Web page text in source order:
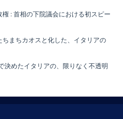
: 首相の下院議会における初スピー
まちカオスと化した、イタリアの
決めたイタリアの、限りなく不透明